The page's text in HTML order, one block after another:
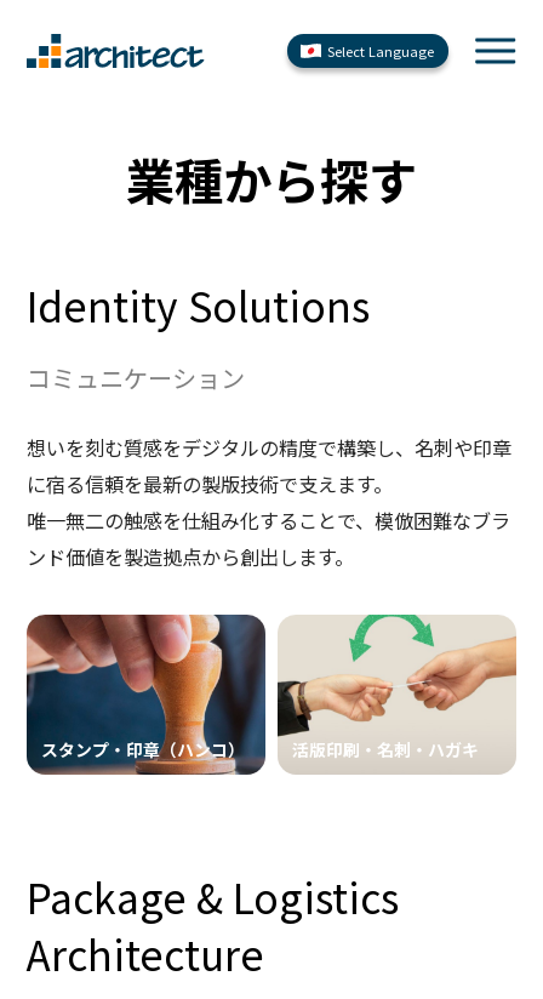
Select Language
業種から探す
Identity Solutions
コミュニケーション
想いを刻む質感をデジタルの精度で構築し、名刺や印章
に宿る信頼を最新の製版技術で支えます。
唯一無二の触感を仕組み化することで、模倣困難なブラ
ンド価値を製造拠点から創出します。
スタンプ・印章（ハンコ） 活版印刷・名刺・ハガキ
Package & Logistics
Architecture